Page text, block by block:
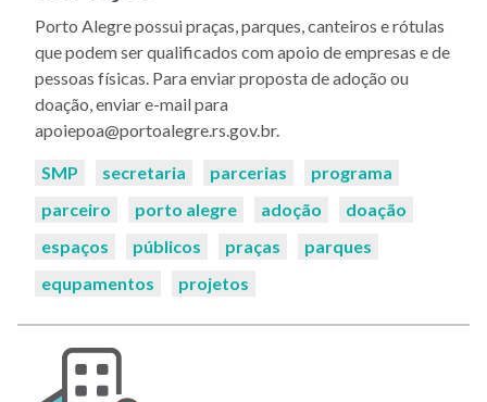
Porto Alegre possui praças, parques, canteiros e rótulas
que podem ser qualificados com apoio de empresas e de
pessoas físicas. Para enviar proposta de adoção ou
doação, enviar e-mail para
apoiepoa@portoalegre.rs.gov.br.
Palavras-
SMP secretaria parcerias
programa
parceiro
porto alegre adoção
doação
espaços
públicos praças
parques
equpamentos
projetos